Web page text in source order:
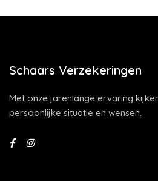
Schaars Verzekeringen
Met onze jarenlange ervaring
persoonlijke situatie en wensen.